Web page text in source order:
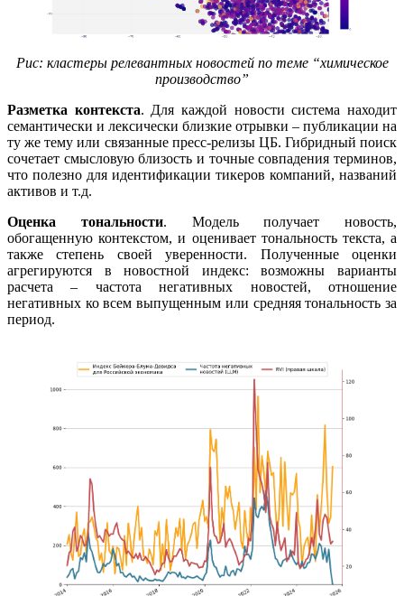
Рис: кластеры релевантных новостей по теме “химическое
производство”
Разметка контекста. Для каждой новости система находит
семантически и лексически близкие отрывки – публикации на
ту же тему или связанные пресс-релизы ЦБ. Гибридный поиск
сочетает смысловую близость и точные совпадения терминов,
что полезно для идентификации тикеров компаний, названий
активов и т.д.
Оценка тональности. Модель получает новость,
обогащенную контекстом, и оценивает тональность текста, а
также степень своей уверенности. Полученные оценки
агрегируются в новостной индекс: возможны варианты
расчета – частота негативных новостей, отношение
негативных ко всем выпущенным или средняя тональность за
период.